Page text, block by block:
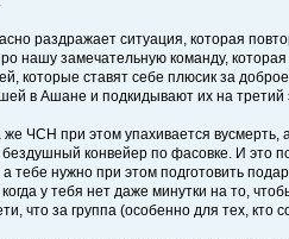
раздражает ситуация, которая
нашу замечательную команду,
которые ставят себе плюсик за
в Ашане и подкидывают их на третий
же ЧСН при этом упахивается вусмерть,
бездушный конвейер по фасовке. И это
а тебе нужно при этом подготовить
когда у тебя нет даже минутки на то,
что за группа (особенно для тех, кто